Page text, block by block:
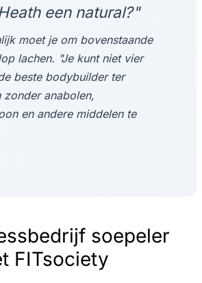
een natural?"
moet je om bovenstaande
lachen. "Je kunt niet vier
beste bodybuilder ter
zonder anabolen,
en andere middelen te
soepeler
FITsociety